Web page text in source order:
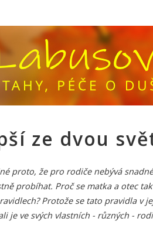
ze dvou
proto, že pro rodiče nebývá
probíhat. Proč se matka a otec
Protože se tato pravidla v
je ve svých vlastních - různých -